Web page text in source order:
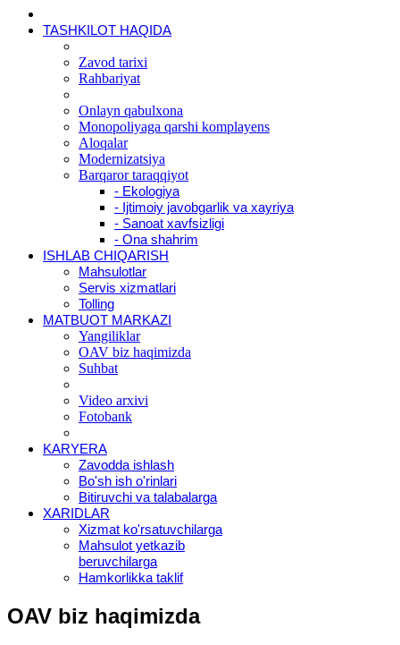
TASHKILOT HAQIDA
Zavod tarixi
Rahbariyat
Onlayn qabulxona
Monopoliyaga qarshi komplayens
Aloqalar
Modernizatsiya
Barqaror taraqqiyot
- Ekologiya
- Ijtimoiy javobgarlik va xayriya
- Sanoat xavfsizligi
- Ona shahrim
ISHLAB CHIQARISH
Mahsulotlar
Servis xizmatlari
Tolling
MATBUOT MARKAZI
Yangiliklar
OAV biz haqimizda
Suhbat
Video arxivi
Fotobank
KARYERA
Zavodda ishlash
Bo'sh ish o'rinlari
Bitiruvchi va talabalarga
XARIDLAR
Xizmat ko'rsatuvchilarga
Mahsulot yetkazib
beruvchilarga
Hamkorlikka taklif
OAV biz haqimizda